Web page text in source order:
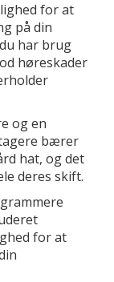
for at
på din
har brug
høreskader
og en
bærer
hat, og det
deres skift.
for at